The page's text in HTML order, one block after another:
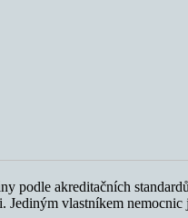
podle akreditačních
Jediným vlastníkem nemocnic